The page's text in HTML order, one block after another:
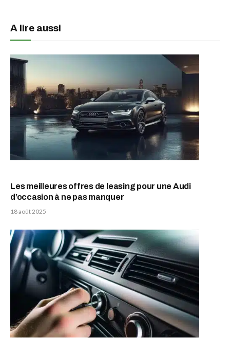
A lire aussi
Les meilleures offres de leasing pour une Audi
d’occasion à ne pas manquer
18 août 2025